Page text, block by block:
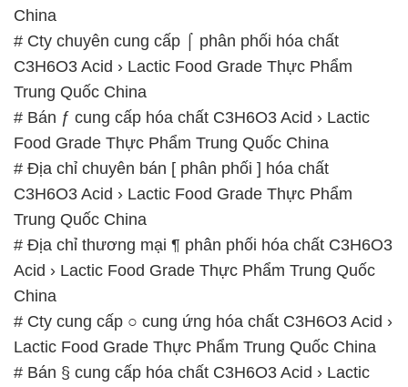
China
# Cty chuyên cung cấp ⌠ phân phối hóa chất
C3H6O3 Acid › Lactic Food Grade Thực Phẩm
Trung Quốc China
# Bán ƒ cung cấp hóa chất C3H6O3 Acid › Lactic
Food Grade Thực Phẩm Trung Quốc China
# Địa chỉ chuyên bán [ phân phối ] hóa chất
C3H6O3 Acid › Lactic Food Grade Thực Phẩm
Trung Quốc China
# Địa chỉ thương mại ¶ phân phối hóa chất C3H6O3
Acid › Lactic Food Grade Thực Phẩm Trung Quốc
China
# Cty cung cấp ○ cung ứng hóa chất C3H6O3 Acid ›
Lactic Food Grade Thực Phẩm Trung Quốc China
# Bán § cung cấp hóa chất C3H6O3 Acid › Lactic